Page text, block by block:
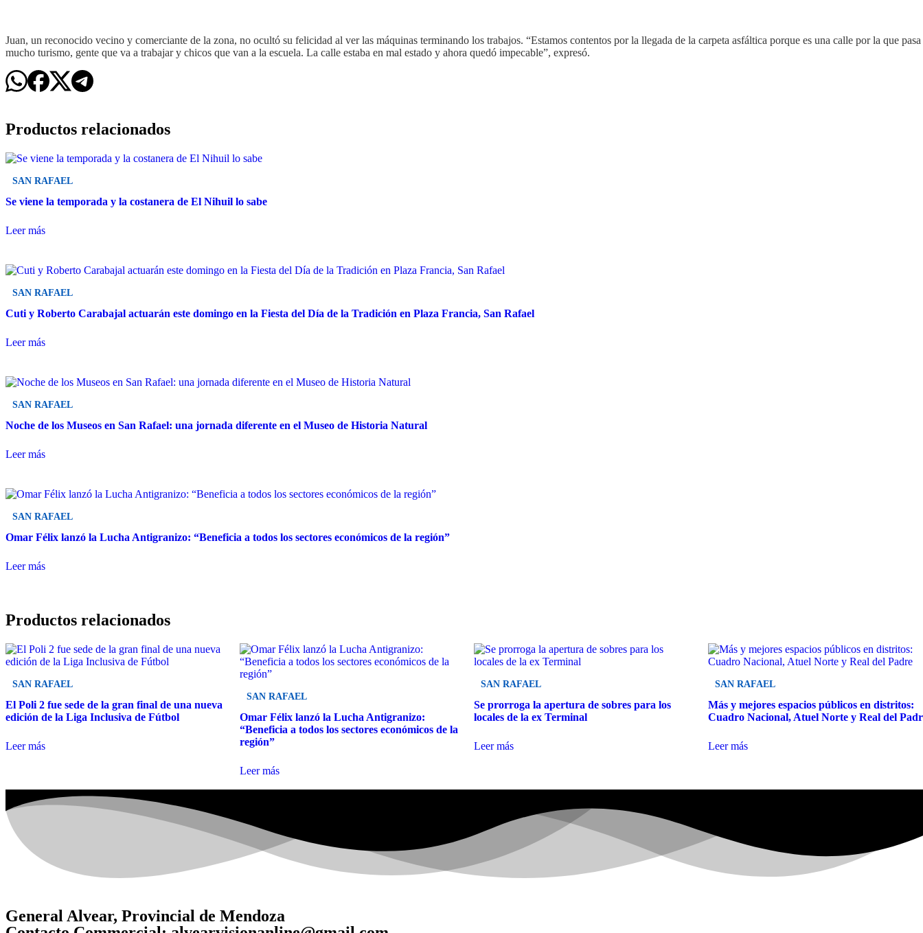
Juan, un reconocido vecino y comerciante de la zona, no ocultó su felicidad al ver las máquinas terminando los trabajos. “Estamos contentos por la llegada de la carpeta asfáltica porque es una calle por la que pasa
mucho turismo, gente que va a trabajar y chicos que van a la escuela. La calle estaba en mal estado y ahora quedó impecable”, expresó.
Productos relacionados
SAN RAFAEL
Se viene la temporada y la costanera de El Nihuil lo sabe
Leer más
SAN RAFAEL
Cuti y Roberto Carabajal actuarán este domingo en la Fiesta del Día de la Tradición en Plaza Francia, San Rafael
Leer más
SAN RAFAEL
Noche de los Museos en San Rafael: una jornada diferente en el Museo de Historia Natural
Leer más
SAN RAFAEL
Omar Félix lanzó la Lucha Antigranizo: “Beneficia a todos los sectores económicos de la región”
Leer más
Productos relacionados
SAN RAFAEL
El Poli 2 fue sede de la gran final de una nueva
edición de la Liga Inclusiva de Fútbol
Leer más
SAN RAFAEL
Omar Félix lanzó la Lucha Antigranizo:
“Beneficia a todos los sectores económicos de la
región”
Leer más
SAN RAFAEL
Se prorroga la apertura de sobres para los
locales de la ex Terminal
Leer más
SAN RAFAEL
Más y mejores espacios públicos en distritos:
Cuadro Nacional, Atuel Norte y Real del
Leer más
General Alvear, Provincial de Mendoza